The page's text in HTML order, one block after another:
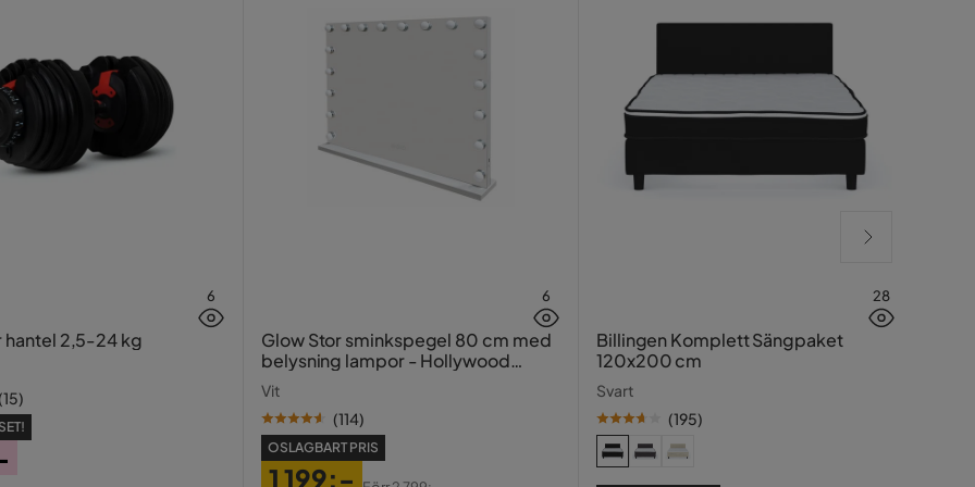
6
hantel 2,5-24 kg
(15)
6
Glow Stor sminkspegel 80 cm med
belysning lampor - Hollywood
spegel med USB-charging
Vit
(114)
OSLAGBART PRIS
1 199:-
28
Billingen Komplett Sängpaket
120x200 cm
Svart
(195)